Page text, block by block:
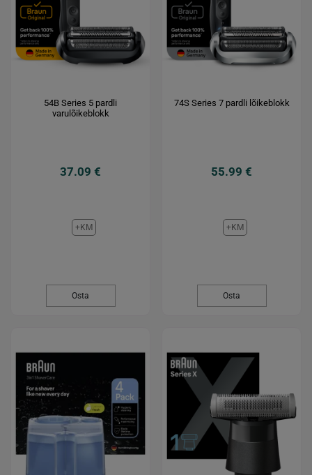
54B Series 5 pardli
varulõikeblokk
37.09 €
+KM
Osta
74S Series 7 pardli lõikeblokk
55.99 €
+KM
Osta